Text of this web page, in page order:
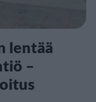
lentää
–